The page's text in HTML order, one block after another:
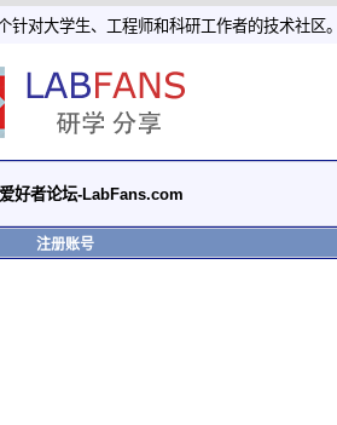
针对大学生、工程师和科研工作者的技术社区
好者论坛-LabFans.com
注册账号